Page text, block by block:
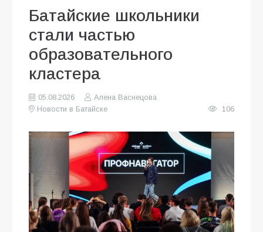
Батайские школьники
стали частью
образовательного
кластера
05.08.2026
Алена Васнецова
Новости в Батайске
106